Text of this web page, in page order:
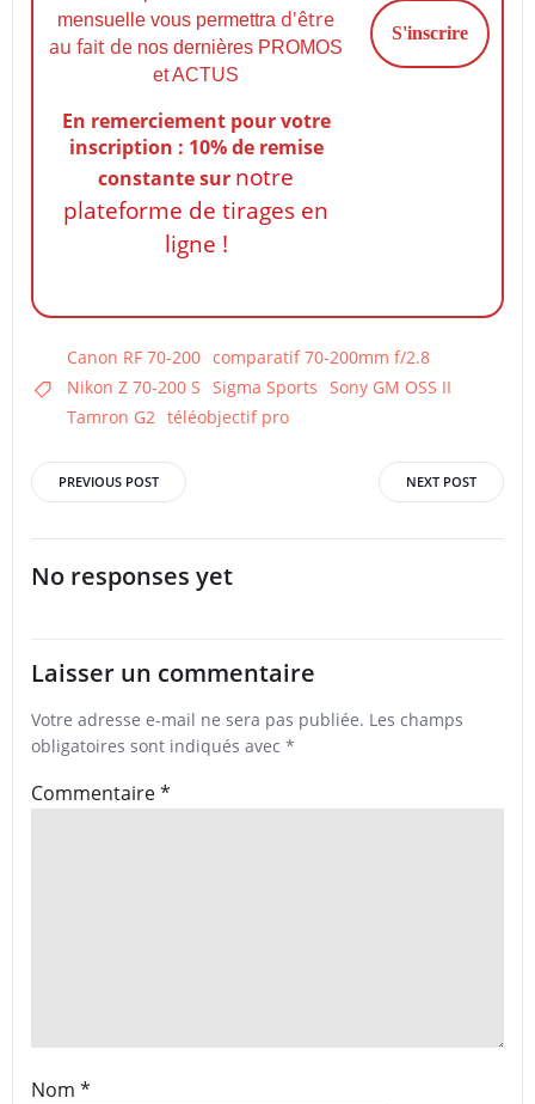
mensuelle vous permettra d'être
au fait de nos dernières PROMOS
et ACTUS
En remerciement pour votre
inscription : 10% de remise
constantesur notre
plateforme de tirages en
ligne !
Canon RF 70-200 comparatif 70-200mm f/2.8
Nikon Z 70-200 S Sigma Sports Sony GM OSS II
Tamron G2 téléobjectif pro
Post
navigation
PREVIOUS POST
navigation
NEXT POST
No responses yet
Laisser un commentaire
Votre adresse e-mail ne sera pas publiée. Les champs
obligatoires sont indiqués avec *
Commentaire*
Nom *